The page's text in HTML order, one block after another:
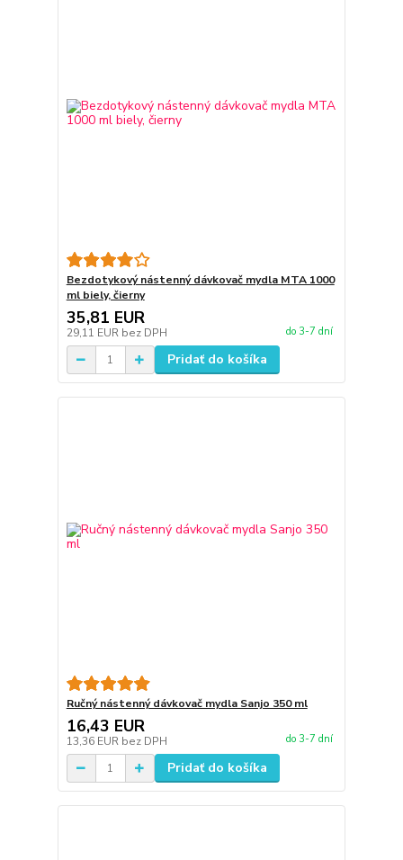
Bezdotykový nástenný dávkovač mydla MTA 1000
ml biely, čierny
35,81 EUR
29,11 EUR bez DPH do 3-7 dní
Pridať do košíka
Ručný nástenný dávkovač mydla Sanjo 350 ml
16,43 EUR
13,36 EUR bez DPH do 3-7 dní
Pridať do košíka